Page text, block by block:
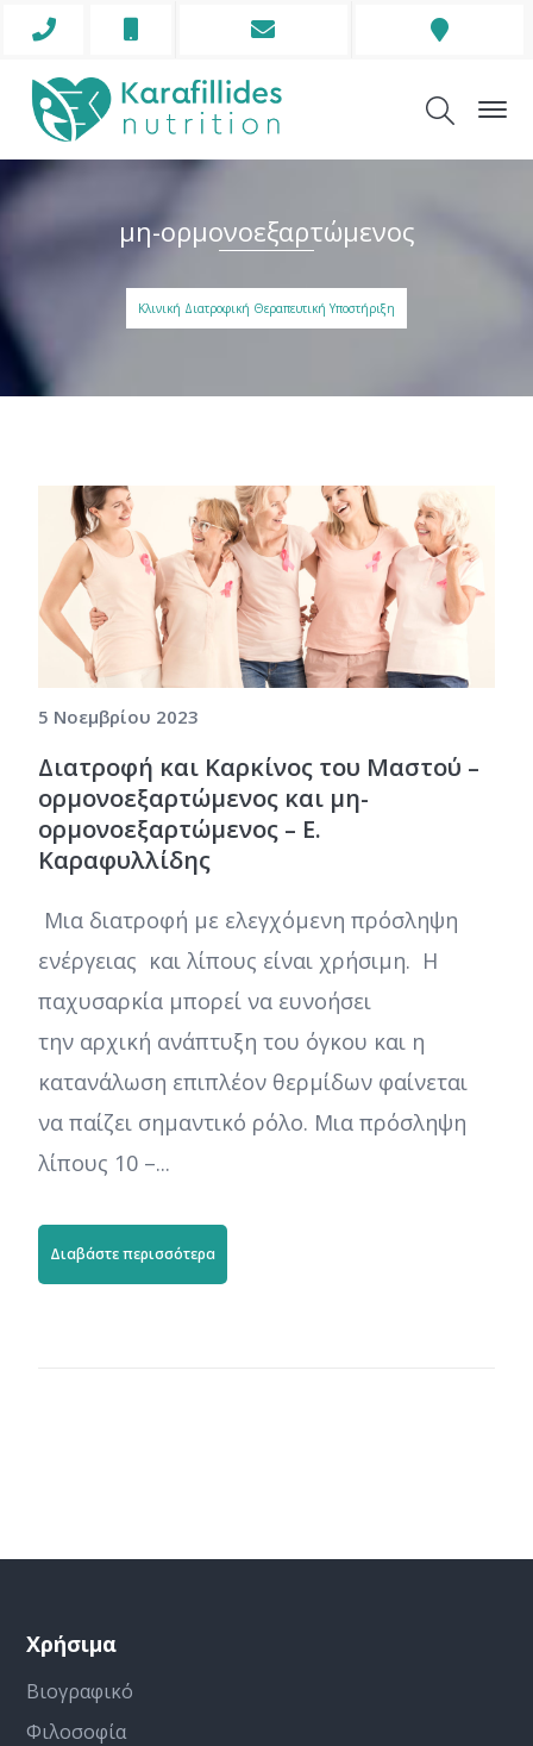
Phone
Envelope
Address
μη-ορμονοεξαρτώμενος
Κλινική Διατροφική Θεραπευτική Υποστήριξη
5 Νοεμβρίου 2023
Διατροφή και Καρκίνος του Μαστού –
ορμονοεξαρτώμενος και μη-
ορμονοεξαρτώμενος – Ε.
Καραφυλλίδης
Μια διατροφή με ελεγχόμενη πρόσληψη
ενέργειας και λίπους είναι χρήσιμη. H
παχυσαρκία μπορεί να ευνοήσει
την αρχική ανάπτυξη του όγκου και η
κατανάλωση επιπλέον θερμίδων φαίνεται
να παίζει σημαντικό ρόλο. Μια πρόσληψη
λίπους 10 –...
Διαβάστε περισσότερα
Χρήσιμα
Βιογραφικό
Φιλοσοφία